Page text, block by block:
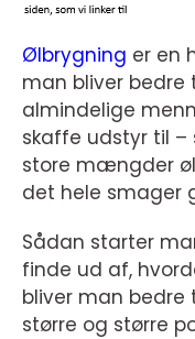
Ølbrygning er en
man bliver
almindelige
skaffe udstyr til –
store mængder
det hele smager
Sådan starter
finde ud af,
bliver man bedre
større og større